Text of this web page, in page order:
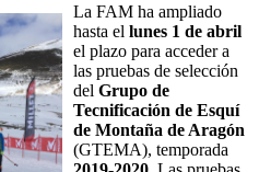
La FAM ha ampliado
hasta el lunes 1 de abril
el plazo para acceder a
las pruebas de selección
del Grupo de
Tecnificación de Esquí
de Montaña de Aragón
(GTEMA), temporada